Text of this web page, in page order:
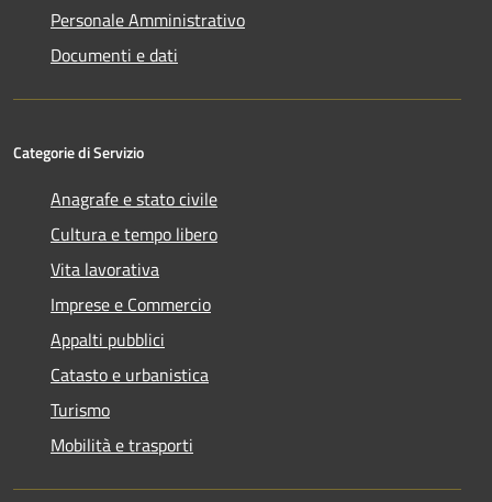
Personale Amministrativo
Documenti e dati
Categorie di Servizio
Anagrafe e stato civile
Cultura e tempo libero
Vita lavorativa
Imprese e Commercio
Appalti pubblici
Catasto e urbanistica
Turismo
Mobilità e trasporti